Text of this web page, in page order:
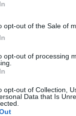
opt-out of the Sale of
opt-out of processing
opt-out of Collection,
Data that Is